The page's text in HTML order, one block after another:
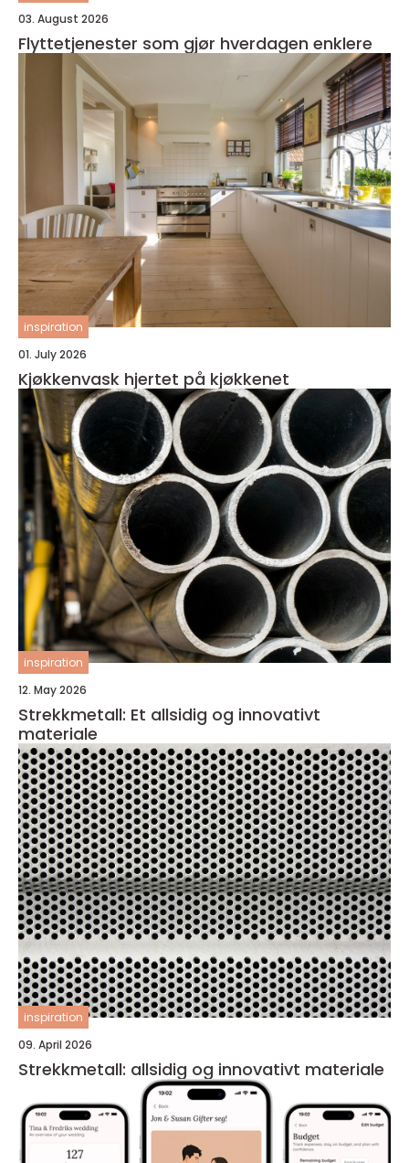
03. August 2026
Flyttetjenester som gjør hverdagen enklere
inspiration
01. July 2026
Kjøkkenvask hjertet på kjøkkenet
inspiration
12. May 2026
Strekkmetall: Et allsidig og innovativt
materiale
inspiration
09. April 2026
Strekkmetall: allsidig og innovativt materiale